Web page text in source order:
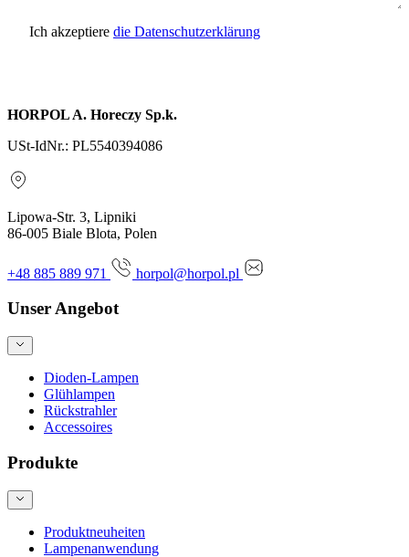
Ich akzeptiere die Datenschutzerklärung
HORPOL A. Horeczy Sp.k.
USt-IdNr.: PL5540394086
Lipowa-Str. 3, Lipniki
86-005 Biale Blota, Polen
+48 885 889 971 horpol@horpol.pl
Unser Angebot
Dioden-Lampen
Glühlampen
Rückstrahler
Accessoires
Produkte
Produktneuheiten
Lampenanwendung